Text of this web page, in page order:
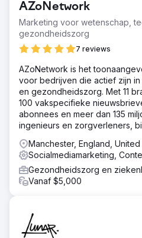
AZoNetwork
Marketing voor wetenschap,
gezondheidszorg
7 reviews
AZoNetwork is het
voor bedrijven die actief zijn
en gezondheidszorg. Met 11
100 vakspecifieke
abonnees en meer dan 135
ingenieurs en zorgverleners,
Manchester, England,
Socialmediamarketing,
Gezondheidszorg en
Vanaf $5,000